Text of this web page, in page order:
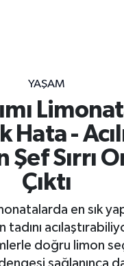
YAŞAM
Hata -
Şef Sırrı
Çıktı
en sık
tadını
doğru limon
dengesi sağlanınca